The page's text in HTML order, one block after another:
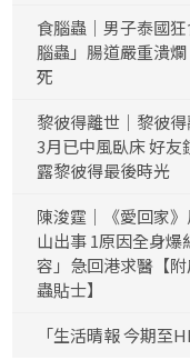
食腦蟲｜男子泰國
腦蟲」腸道嚴重潰
死
黎彼得離世｜黎彼
3月已中風臥床 好友
露黎彼得最後時光
陳浚霆｜《愛回家
山出事 1原因全身爆
容」急回港求醫【
蟲貼士】
「生活晴報 今期至